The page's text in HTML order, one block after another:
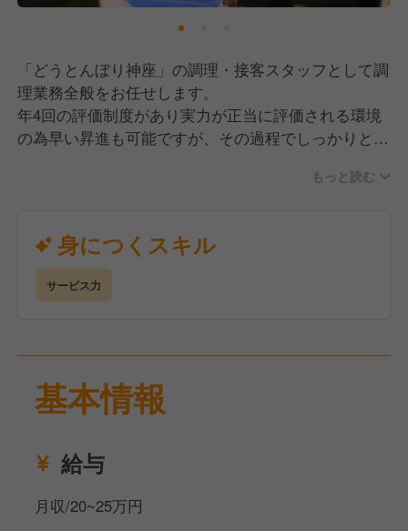
「どうとんぼり神座」の調理・接客スタッフとして調
理業務全般をお任せします。
年4回の評価制度があり実力が正当に評価される環境
の為早い昇進も可能ですが、その過程でしっかりとし
弊社は「明るく楽しい社会づくりに貢献する」という
そのため、お客様の要望に対しては従業員一人一人に
決裁権があります。
お客様の笑顔の為に、共に成長していただける方を募
集中です。
もっと読む
身につくスキル
サービス力
基本情報
給与
月収/20~25万円